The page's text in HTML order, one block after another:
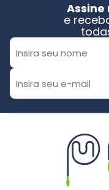
Assine
e